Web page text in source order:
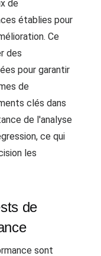
de
établies pour
Ce
des
pour garantir
de
clés dans
de l'analyse
ce qui
les
de
sont